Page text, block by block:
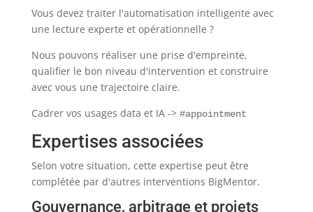
Vous devez traiter l'automatisation intelligente avec
une lecture experte et opérationnelle ?
Nous pouvons réaliser une prise d'empreinte,
qualifier le bon niveau d'intervention et construire
avec vous une trajectoire claire.
Cadrer vos usages data et IA -> #appointment
Expertises associées
Selon votre situation, cette expertise peut être
complétée par d'autres interventions BigMentor.
Gouvernance, arbitrage et projets